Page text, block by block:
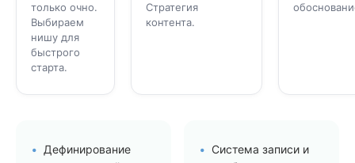
только очно.
Выбираем
нишу для
быстрого
старта.
Стратегия
контента.
Дефинирование
Система записи и